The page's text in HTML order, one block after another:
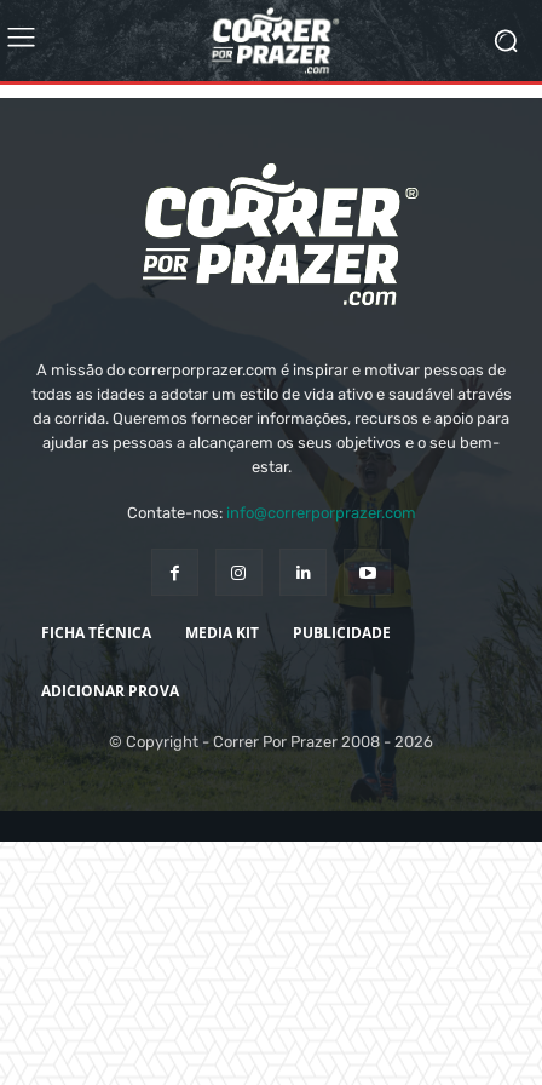
A missão do correrporprazer.com é inspirar e motivar pessoas de
todas as idades a adotar um estilo de vida ativo e saudável através
da corrida. Queremos fornecer informações, recursos e apoio para
ajudar as pessoas a alcançarem os seus objetivos e o seu bem-
estar.
Contate-nos: info@correrporprazer.com
FICHA TÉCNICA MEDIA KIT PUBLICIDADE
ADICIONAR PROVA
© Copyright - Correr Por Prazer 2008 - 2026